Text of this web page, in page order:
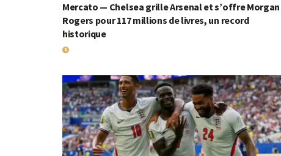
Mercato — Chelsea grille Arsenal et s’offre Morgan
Rogers pour 117 millions de livres, un record
historique